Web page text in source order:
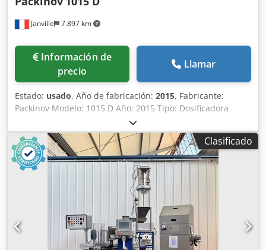
Janville 7.897 km
Información de
precio
Llamar
Estado: usado, Año de fabricación: 2015, Fabricante:
Packinov Modelo: 1015 D Año: 2015 Tipo: Dosificadora
eléctrica semiautomática Volumen regulable digitalmente
Cilindro dosificador disponible: 2 bloques, máx. 85 ml.
Dsdpfxsx R Dhyo Ablock 3 tolvas, 1 de ellas con doble
camisa Mezclador para tolva Controlador de temperatura
Accionamiento por pedal Panel de control Chasis regulable
en altura Dimensiones de la máquina: 110 x 100 x 190 cm
Clasificado